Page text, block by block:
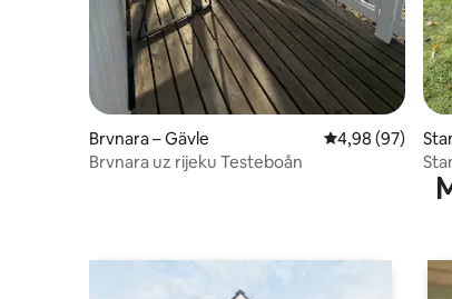
Brvnara – Gävle Prosječna
4,98 (97)
Brvnara uz rijeku Testeboån